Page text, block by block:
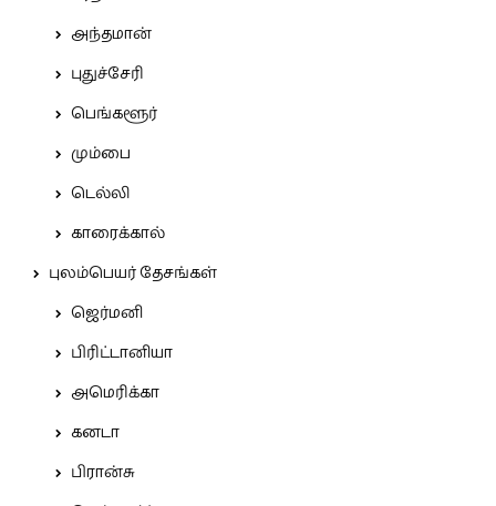
அந்தமான்
புதுச்சேரி
பெங்களூர்
மும்பை
டெல்லி
காரைக்கால்
புலம்பெயர் தேசங்கள்
ஜெர்மனி
பிரிட்டானியா
அமெரிக்கா
கனடா
பிரான்சு